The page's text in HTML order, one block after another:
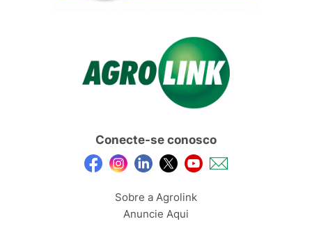
Conecte-se conosco
Sobre a Agrolink
Anuncie Aqui